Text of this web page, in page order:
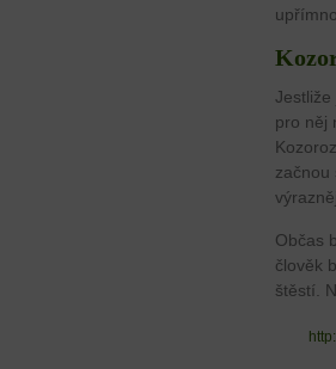
pro něj
začnou
Občas
člověk
štěstí.